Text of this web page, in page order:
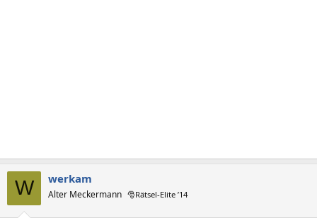
W werkam
Alter Meckermann 🎅Rätsel-Elite ’14